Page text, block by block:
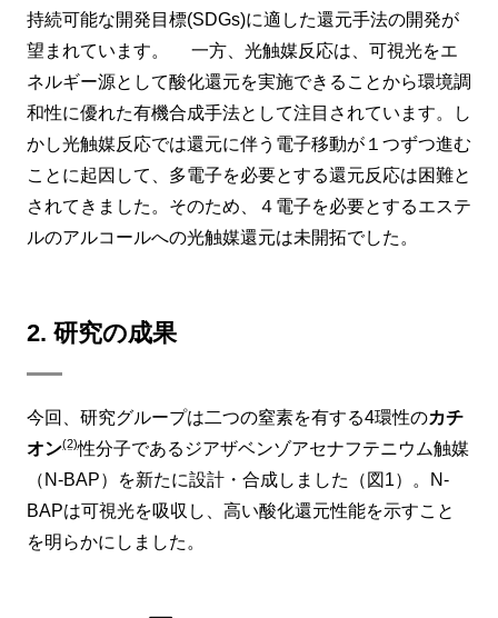
持続可能な開発目標(SDGs)に適した還元手法の開発が
望まれています。 一方、光触媒反応は、可視光をエ
ネルギー源として酸化還元を実施できることから環境調
和性に優れた有機合成手法として注目されています。し
かし光触媒反応では還元に伴う電子移動が１つずつ進む
ことに起因して、多電子を必要とする還元反応は困難と
されてきました。そのため、４電子を必要とするエステ
ルのアルコールへの光触媒還元は未開拓でした。
2. 研究の成果
今回、研究グループは二つの窒素を有する4環性のカチ
オン(2)性分子であるジアザベンゾアセナフテニウム触媒
（N-BAP）を新たに設計・合成しました（図1）。N-
BAPは可視光を吸収し、高い酸化還元性能を示すこと
を明らかにしました。